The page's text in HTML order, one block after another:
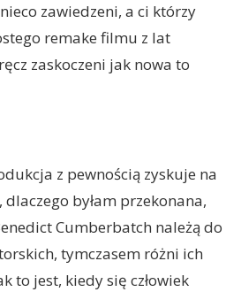
zawiedzeni, a ci którzy
remake filmu z lat
zaskoczeni jak nowa to
z pewnością zyskuje na
byłam przekonana,
Cumberbatch należą do
tymczasem różni ich
to jest, kiedy się człowiek